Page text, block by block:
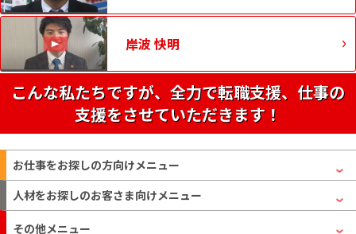
岸波 快明
こんな私たちですが、全力で転職支援、仕事の
支援をさせていただきます！
お仕事をお探しの方向けメニュー
人材をお探しのお客さま向けメニュー
その他メニュー